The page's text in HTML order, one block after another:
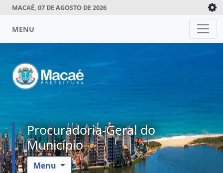
MACAÉ, 07 DE AGOSTO DE 2026
MENU
Procuradoria-Geral do
Município
Menu